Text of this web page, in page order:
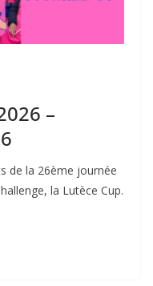
–
de la 26ème journée
la Lutèce Cup.